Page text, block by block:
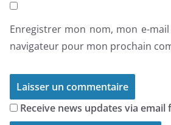
Enregistrer mon nom, mon e-
navigateur pour mon prochain
Receive news updates via